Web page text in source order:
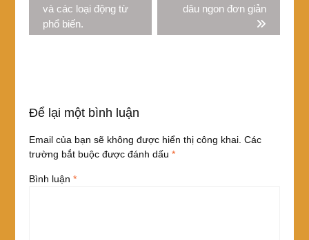
viếtvà các loại động từ
phổ biến.
dâu ngon đơn giản
Để lại một bình luận
Email của bạn sẽ không được hiển thị công khai. Các
trường bắt buộc được đánh dấu *
Bình luận *